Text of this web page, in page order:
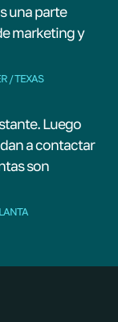
una parte
marketing y
/ TEXAS
Luego
a contactar
son